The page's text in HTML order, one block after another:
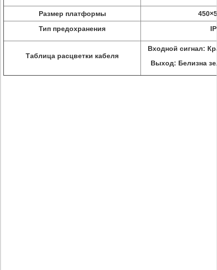
Размер платформы
Тип предохранения
Таблица расцветки кабеля
Входной сигнал:
Выход: Белизна